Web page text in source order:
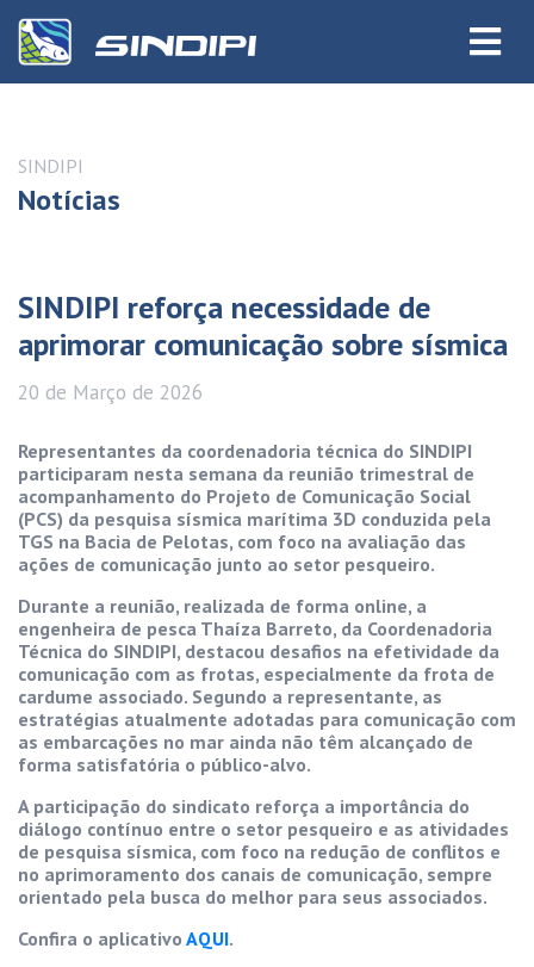
SINDIPI
Notícias
SINDIPI reforça necessidade de
aprimorar comunicação sobre sísmica
20 de Março de 2026
Representantes da coordenadoria técnica do SINDIPI
participaram nesta semana da reunião trimestral de
acompanhamento do Projeto de Comunicação Social
(PCS) da pesquisa sísmica marítima 3D conduzida pela
TGS na Bacia de Pelotas, com foco na avaliação das
ações de comunicação junto ao setor pesqueiro.
Durante a reunião, realizada de forma online, a
engenheira de pesca Thaíza Barreto, da Coordenadoria
Técnica do SINDIPI, destacou desafios na efetividade da
comunicação com as frotas, especialmente da frota de
cardume associado. Segundo a representante, as
estratégias atualmente adotadas para comunicação com
as embarcações no mar ainda não têm alcançado de
forma satisfatória o público-alvo.
A participação do sindicato reforça a importância do
diálogo contínuo entre o setor pesqueiro e as atividades
de pesquisa sísmica, com foco na redução de conflitos e
no aprimoramento dos canais de comunicação, sempre
orientado pela busca do melhor para seus associados.
Confira o aplicativo AQUI.